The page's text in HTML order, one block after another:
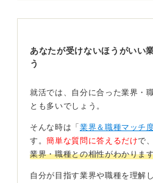
いるでしょう。
してみよう
く働いているか、特に子育て中
社説明会などで確認してみると
あなたが受けないほうがいい
う
就活では、自分に合った業界・
とも多いでしょう。
そんな時は「 業界＆職種マッチ
す。簡単な質問に答えるだけで、
業界・職種との相性がわかりま
自分が目指す業界や職種を理解